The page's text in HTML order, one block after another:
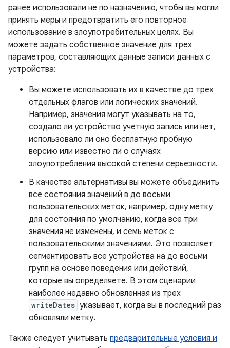
ранее использовали не по назначению, чтобы вы могли
принять меры и предотвратить его повторное
использование в злоупотребительных целях. Вы
можете задать собственное значение для трех
параметров, составляющих данные записи данных с
устройства:
Вы можете использовать их в качестве до трех
отдельных флагов или логических значений.
Например, значения могут указывать на то,
создало ли устройство учетную запись или нет,
использовало ли оно бесплатную пробную
версию или известно ли о случаях
злоупотребления высокой степени серьезности.
В качестве альтернативы вы можете объединить
все состояния значений в до восьми
пользовательских меток, например, одну метку
для состояния по умолчанию, когда все три
значения не изменены, и семь меток с
пользовательскими значениями. Это позволяет
сегментировать все устройства на до восьми
групп на основе поведения или действий,
которые вы определяете. В этом сценарии
наиболее недавно обновленная из трех
writeDates указывает, когда вы в последний раз
обновляли метку.
Также следует учитывать предварительные условия и